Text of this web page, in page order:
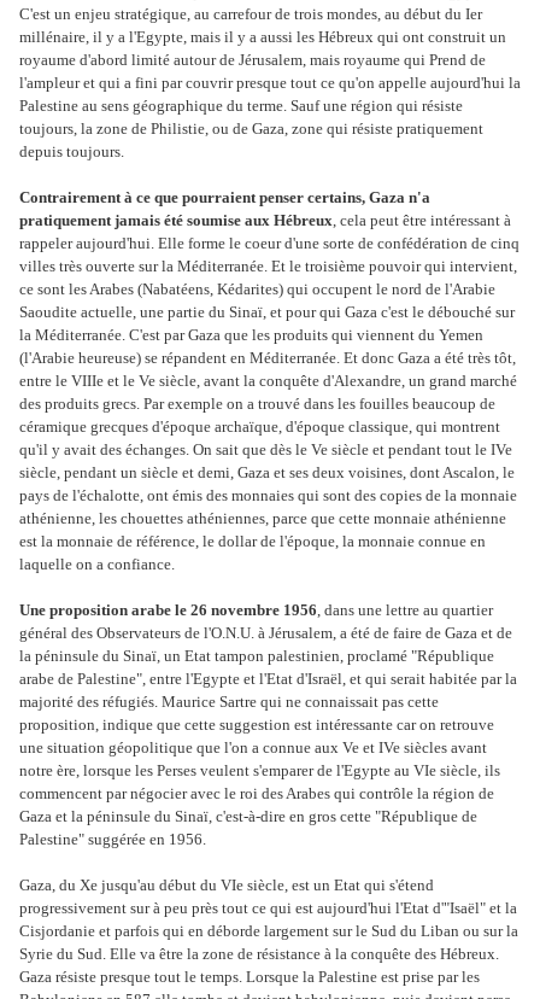
C'est un enjeu stratégique, au carrefour de trois mondes, au début du Ier
millénaire, il y a l'Egypte, mais il y a aussi les Hébreux qui ont construit un
royaume d'abord limité autour de Jérusalem, mais royaume qui Prend de
l'ampleur et qui a fini par couvrir presque tout ce qu'on appelle aujourd'hui la
Palestine au sens géographique du terme. Sauf une région qui résiste
toujours, la zone de Philistie, ou de Gaza, zone qui résiste pratiquement
depuis toujours.
Contrairement à ce que pourraient penser certains, Gaza n'a
pratiquement jamais été soumise aux Hébreux, cela peut être intéressant à
rappeler aujourd'hui. Elle forme le coeur d'une sorte de confédération de cinq
villes très ouverte sur la Méditerranée. Et le troisième pouvoir qui intervient,
ce sont les Arabes (Nabatéens, Kédarites) qui occupent le nord de l'Arabie
Saoudite actuelle, une partie du Sinaï, et pour qui Gaza c'est le débouché sur
la Méditerranée. C'est par Gaza que les produits qui viennent du Yemen
(l'Arabie heureuse) se répandent en Méditerranée. Et donc Gaza a été très tôt,
entre le VIIIe et le Ve siècle, avant la conquête d'Alexandre, un grand marché
des produits grecs. Par exemple on a trouvé dans les fouilles beaucoup de
céramique grecques d'époque archaïque, d'époque classique, qui montrent
qu'il y avait des échanges. On sait que dès le Ve siècle et pendant tout le IVe
siècle, pendant un siècle et demi, Gaza et ses deux voisines, dont Ascalon, le
pays de l'échalotte, ont émis des monnaies qui sont des copies de la monnaie
athénienne, les chouettes athéniennes, parce que cette monnaie athénienne
est la monnaie de référence, le dollar de l'époque, la monnaie connue en
laquelle on a confiance.
Une proposition arabe le 26 novembre 1956, dans une lettre au quartier
général des Observateurs de l'O.N.U. à Jérusalem, a été de faire de Gaza et de
la péninsule du Sinaï, un Etat tampon palestinien, proclamé "République
arabe de Palestine", entre l'Egypte et l'Etat d'Israël, et qui serait habitée par la
majorité des réfugiés. Maurice Sartre qui ne connaissait pas cette
proposition, indique que cette suggestion est intéressante car on retrouve
une situation géopolitique que l'on a connue aux Ve et IVe siècles avant
notre ère, lorsque les Perses veulent s'emparer de l'Egypte au VIe siècle, ils
commencent par négocier avec le roi des Arabes qui contrôle la région de
Gaza et la péninsule du Sinaï, c'est-à-dire en gros cette "République de
Palestine" suggérée en 1956.
Gaza, du Xe jusqu'au début du VIe siècle, est un Etat qui s'étend
progressivement sur à peu près tout ce qui est aujourd'hui l'Etat d'"Isaël" et la
Cisjordanie et parfois qui en déborde largement sur le Sud du Liban ou sur la
Syrie du Sud. Elle va être la zone de résistance à la conquête des Hébreux.
Gaza résiste presque tout le temps. Lorsque la Palestine est prise par les